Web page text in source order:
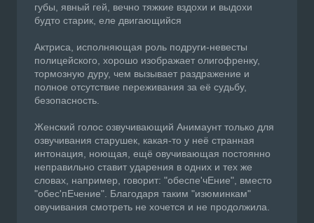
губы, явный гей, вечно тяжкие вздохи и выдохи
будто старик, еле двигающийся
Актриса, исполняющая роль подруги-невесты
полицейского, хорошо изображает олигофренку,
тормозную дуру, чем вызывает раздражение и
полное отсутствие переживания за её судьбу,
безопасность.
Женский голос озвучивающий Анимаунт только для
озвучивания старушек, какая-то у неё странная
интонация, ноющая, ещё овучивающая постоянно
неправильно ставит ударения в одних и тех же
словах, например, говорит: "обеспе'чЕние", вместо
"обес'пЕчение". Благодаря таким "изюминкам"
овучивания смотреть не хочется и не продолжила.